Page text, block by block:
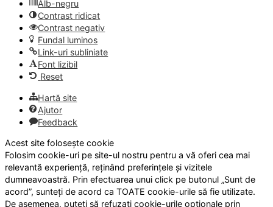
Alb-negru
Contrast ridicat
Contrast negativ
Fundal luminos
Link-uri subliniate
Font lizibil
Reset
Hartă site
Ajutor
Feedback
Acest site folosește cookie
Folosim cookie-uri pe site-ul nostru pentru a vă oferi cea mai
relevantă experiență, reținând preferințele și vizitele
dumneavoastră. Prin efectuarea unui click pe butonul „Sunt de
acord”, sunteți de acord ca TOATE cookie-urile să fie utilizate.
De asemenea, puteți să refuzați cookie-urile opționale prin